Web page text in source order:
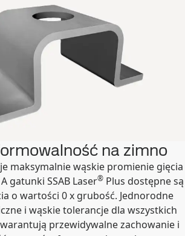
na zimno
maksymalnie wąskie promienie gięcia
A gatunki SSAB Laser® Plus dostępne są
o wartości 0 x grubość. Jednorodne
i wąskie tolerancje dla wszystkich
przewidywalne zachowanie i